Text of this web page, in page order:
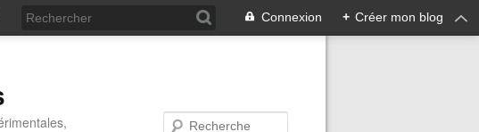
Connexion + Créer mon blog